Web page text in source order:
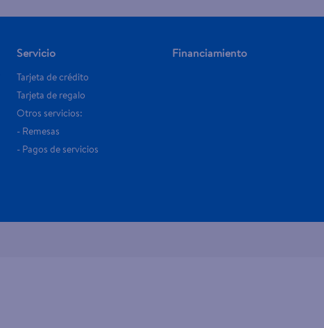
Servicio
Tarjeta de crédito
Tarjeta de regalo
Otros servicios:
- Remesas
- Pagos de servicios
Financiamiento